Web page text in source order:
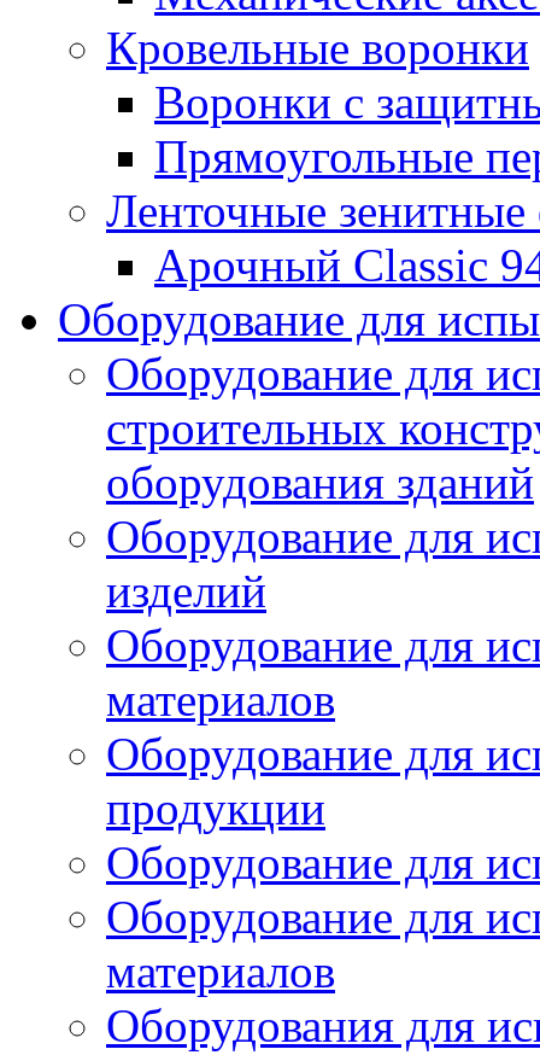
Кровельные воронки
Воронки с
Прямоугольные
Ленточные
Арочный Classic
Оборудование для
Оборудование для
строительных
оборудования зданий
Оборудование для
изделий
Оборудование для
материалов
Оборудование для
продукции
Оборудование для
Оборудование для
материалов
Оборудования для